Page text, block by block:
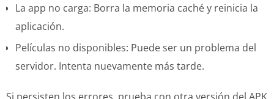
La app no carga: Borra la memoria caché y reinicia la
aplicación.
Películas no disponibles: Puede ser un problema del
servidor. Intenta nuevamente más tarde.